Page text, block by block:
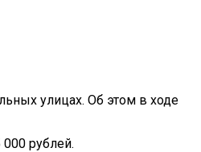
улицах. Об этом в ходе
рублей.